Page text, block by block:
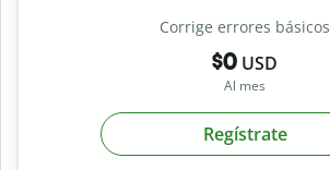
Corrige errores básicos
$0 USD
Al mes
Regístrate